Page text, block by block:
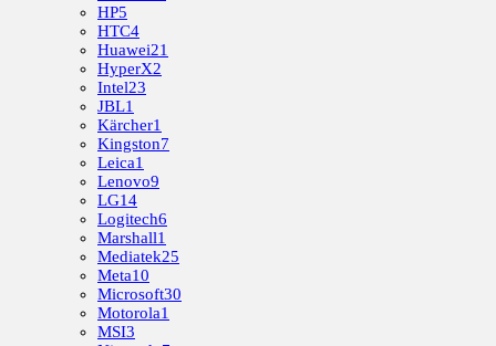
HP5
HTC4
Huawei21
HyperX2
Intel23
JBL1
Kärcher1
Kingston7
Leica1
Lenovo9
LG14
Logitech6
Marshall1
Mediatek25
Meta10
Microsoft30
Motorola1
MSI3